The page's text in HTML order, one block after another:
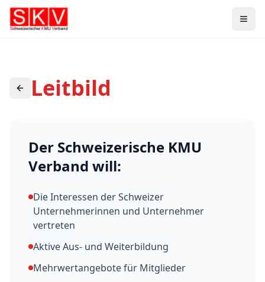
Leitbild
Der Schweizerische KMU
Verband will:
Die Interessen der Schweizer
Unternehmerinnen und Unternehmer
vertreten
Aktive Aus- und Weiterbildung
Mehrwertangebote für Mitglieder